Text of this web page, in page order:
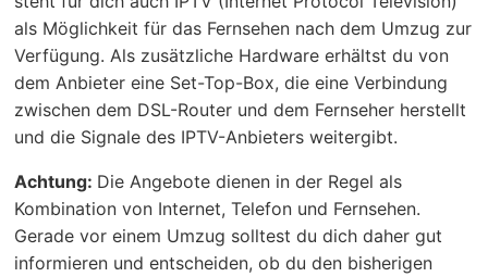
als Möglichkeit für das Fernsehen nach dem Umzug zur
Verfügung. Als zusätzliche Hardware erhältst du von
dem Anbieter eine Set-Top-Box, die eine Verbindung
zwischen dem DSL-Router und dem Fernseher herstellt
und die Signale des IPTV-Anbieters weitergibt.
Achtung: Die Angebote dienen in der Regel als
Kombination von Internet, Telefon und Fernsehen.
Gerade vor einem Umzug solltest du dich daher gut
informieren und entscheiden, ob du den bisherigen